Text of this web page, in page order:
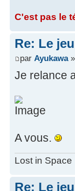
C'est pas le
Re: Le
par Ayukawa»
Je relance
A vous.
Lost in Space
Re: Le